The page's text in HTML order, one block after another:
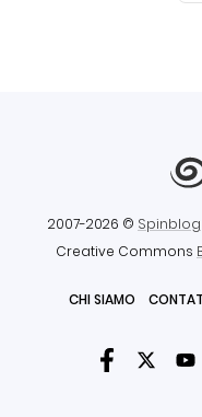
2007-2026 © Spinblog
Creative Commons
CHI SIAMO